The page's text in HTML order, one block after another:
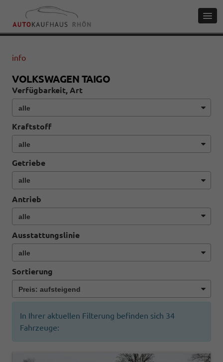
info
VOLKSWAGEN TAIGO
Verfügbarkeit, Art
Kraftstoff
Getriebe
Antrieb
Ausstattungslinie
Sortierung
In Ihrer aktuellen Filterung befinden sich 34
Fahrzeuge: